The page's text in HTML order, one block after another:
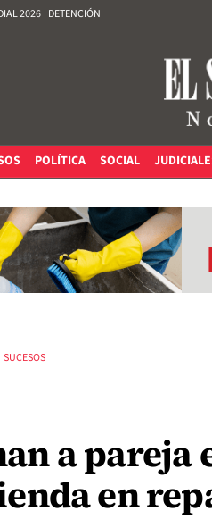
2026 DETENCIÓN
POLÍTICA SOCIAL
SUCESOS
a
en